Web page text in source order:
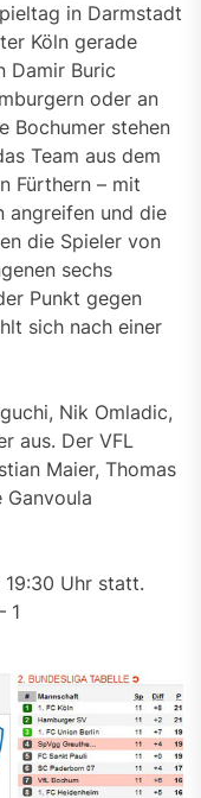
in Darmstadt
Köln gerade
Damir Buric
oder an
Bochumer stehen
Team aus dem
Fürthern – mit
angreifen und die
die Spieler von
sechs
Punkt gegen
sich nach einer
Nik Omladic,
aus. Der VFL
Maier, Thomas
Ganvoula
19:30 Uhr statt.
1